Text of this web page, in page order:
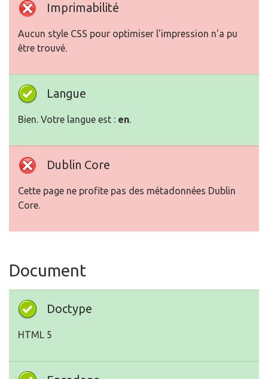
Imprimabilité
Aucun style CSS pour optimiser l'impression n'a pu
être trouvé.
Langue
Bien. Votre langue est : en.
Dublin Core
Cette page ne profite pas des métadonnées Dublin
Core.
Document
Doctype
HTML 5